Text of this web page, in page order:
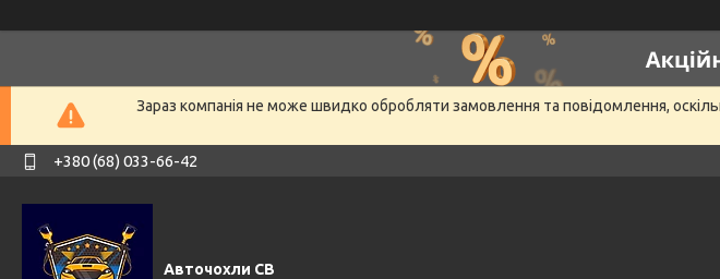
Зараз компанія не може швидко обробляти замовлення та повідомлення,
+380 (68) 033-66-42
Авточохли СВ